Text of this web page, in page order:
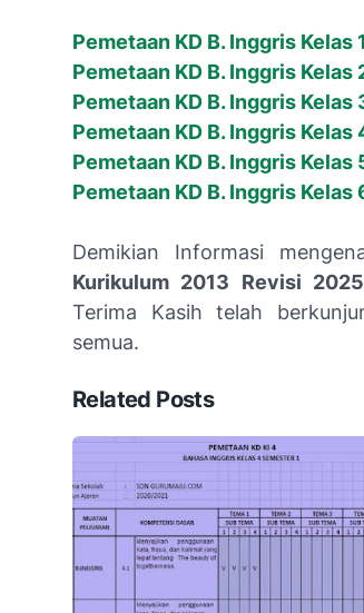
Pemetaan KD B. Inggris
Pemetaan KD B. Inggris
Pemetaan KD B. Inggris
Pemetaan KD B. Inggris
Pemetaan KD B. Inggris
Pemetaan KD B. Inggris
Demikian Informasi
Kurikulum 2013 Revisi
Terima Kasih telah
semua.
Related Posts